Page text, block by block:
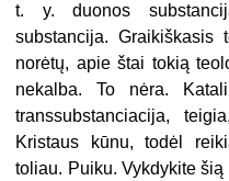
t. y. duonos
substancija.
norėtų, apie štai tokią
nekalba. To nėra.
transsubstanciacija,
Kristaus kūnu, todėl
toliau. Puiku. Vykdykite